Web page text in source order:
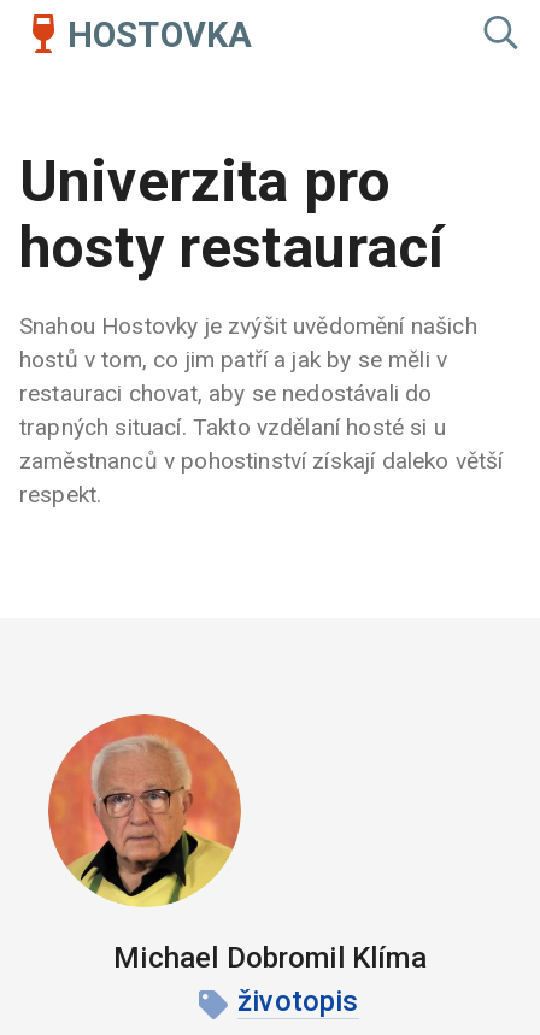
HOSTOVKA
Univerzita pro
hosty restaurací
Snahou Hostovky je zvýšit uvědomění našich
hostů v tom, co jim patří a jak by se měli v
restauraci chovat, aby se nedostávali do
trapných situací. Takto vzdělaní hosté si u
zaměstnanců v pohostinství získají daleko větší
respekt.
Michael Dobromil Klíma
životopis